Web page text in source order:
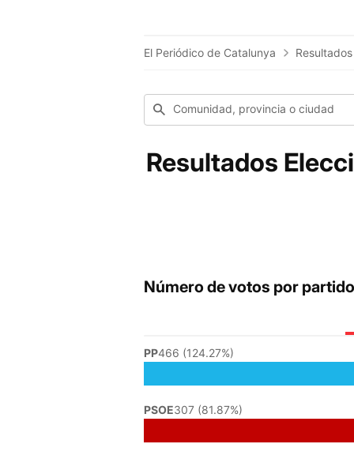
El Periódico de Catalunya
Comunidad, provincia o ciudad
Resultados
Número de votos por partido
PP466 (124.27%)
PSOE307 (81.87%)